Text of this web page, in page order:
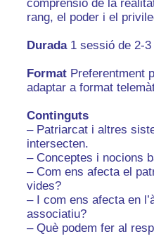
comprensió de la
rang, el poder i el
Durada 1 sessió de 2-3
Format Preferentment
adaptar a format
Continguts
– Patriarcat i altres
intersecten.
– Conceptes i nocions
– Com ens afecta el
vides?
– I com ens afecta en
associatiu?
– Què podem fer al